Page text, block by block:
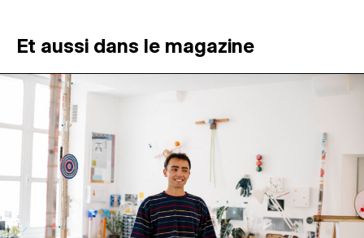
ATELIERS OUVERTS
PROGRAMMATION
MAGAZINE
ESPACES DE PRATIQUE ARTISTIQUE ↓
Et aussi dans le magazine